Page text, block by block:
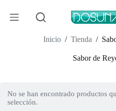
contenido
Inicio / Tienda /
Sabor de
No se han encontrado productos
selección.